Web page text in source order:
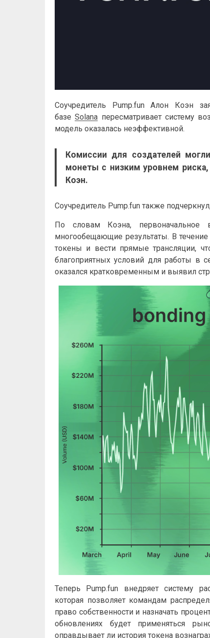
Соучредитель Pump.fun Алон Коэн
базеSolana пересматривает систему
модель оказалась неэффективной.
Комиссии для создателей
монеты с низким уровнем
Коэн.
Соучредитель Pump.fun также
По словам Коэна, первоначальное
многообещающие результаты. В
токены и вести прямые трансляции,
благоприятных условий для работы в
оказался кратковременным и выявил
Теперь Pump.fun внедряет систему
которая позволяет командам
право собственности и назначать
обновлениях будет применяться
оправдывает ли история токена